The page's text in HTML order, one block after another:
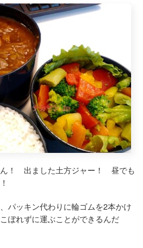
ん！ 出ました土方ジャー！ 昼でも
パッキン代わりに輪ゴムを2本かけ
ぼれずに運ぶことができるんだ